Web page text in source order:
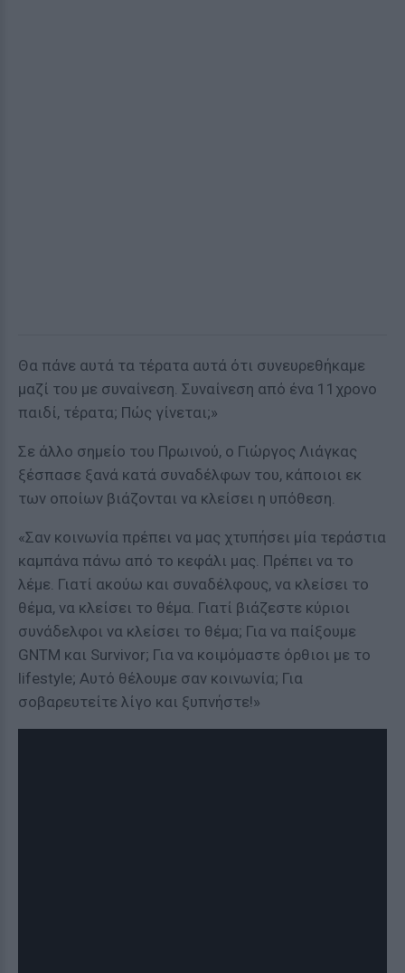
Θα πάνε αυτά τα τέρατα αυτά ότι συνευρεθήκαμε
μαζί του με συναίνεση. Συναίνεση από ένα 11χρονο
παιδί, τέρατα; Πώς γίνεται;»
Σε άλλο σημείο του Πρωινού, ο Γιώργος Λιάγκας
ξέσπασε ξανά κατά συναδέλφων του, κάποιοι εκ
των οποίων βιάζονται να κλείσει η υπόθεση.
«Σαν κοινωνία πρέπει να μας χτυπήσει μία τεράστια
καμπάνα πάνω από το κεφάλι μας. Πρέπει να το
λέμε. Γιατί ακούω και συναδέλφους, να κλείσει το
θέμα, να κλείσει το θέμα. Γιατί βιάζεστε κύριοι
συνάδελφοι να κλείσει το θέμα; Για να παίξουμε
GNTM και Survivor; Για να κοιμόμαστε όρθιοι με το
lifestyle; Αυτό θέλουμε σαν κοινωνία; Για
σοβαρευτείτε λίγο και ξυπνήστε!»